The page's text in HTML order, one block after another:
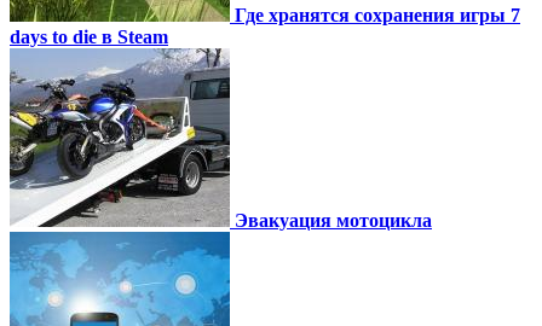
Где хранятся сохранения игры 7
days to die в Steam
Эвакуация мотоцикла